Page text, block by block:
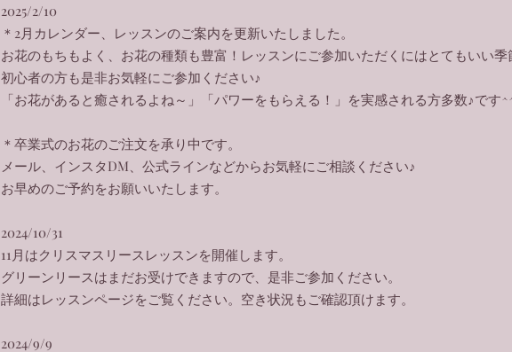
2025/2/10
＊2月カレンダー、レッスンのご案内を更新いたしました。
お花のもちもよく、お花の種類も豊富！レッスンにご参加いただくにはとてもいい
初心者の方も是非お気軽にご参加ください♪
「お花があると癒されるよね～」「パワーをもらえる！」を実感される方多数♪です
＊卒業式のお花のご注文を承り中です。
メール、インスタDM、公式ラインなどからお気軽にご相談ください♪
​お早めのご予約をお願いいたします。
2024/10/31
11月はクリスマスリースレッスンを開催します。
グリーンリースはまだお受けできますので、是非ご参加ください。
​詳細はレッスンページをご覧ください。空き状況もご確認頂けます。
2024/9/9